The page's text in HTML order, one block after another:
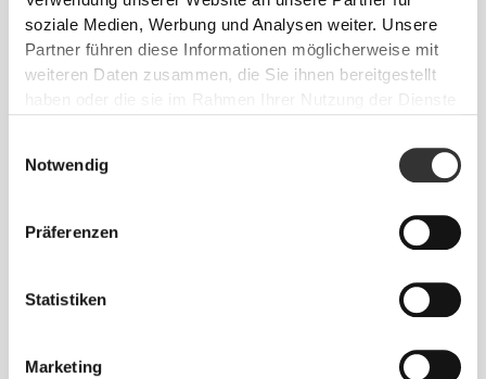
soziale Medien, Werbung und Analysen weiter. Unsere
Partner führen diese Informationen möglicherweise mit
weiteren Daten zusammen, die Sie ihnen bereitgestellt
haben oder die sie im Rahmen Ihrer Nutzung der Dienste
Notwendig
Präferenzen
Statistiken
Marketing
Taillenbund, um Unterstützung zu bieten und bei
intensiveren Übungen an Ort und Stelle zu bleiben,
ohne zu viel einzuengen oder zu bedecken.
MEHR ALS
Speziell entwickelte Fasertechnologie mit
helfen, trocken und bequem zu bleiben.